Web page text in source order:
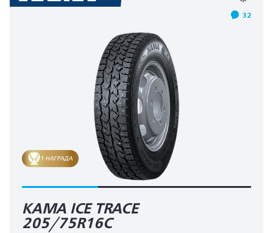
32
1 НАГРАДА
КАМА ICE TRACE
205/75R16C